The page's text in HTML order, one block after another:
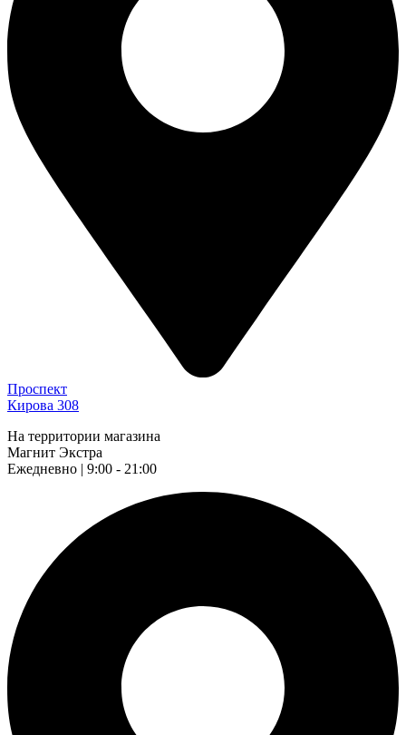
Проспект
Кирова 308
На территории магазина
Магнит Экстра
Ежедневно | 9:00 - 21:00